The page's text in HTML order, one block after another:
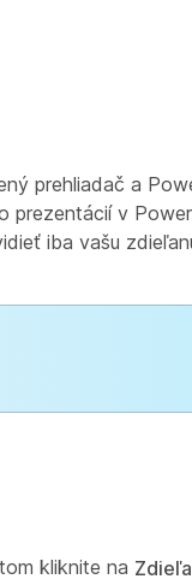
prehliadač a
prezentácií v
iba vašu
kliknite na